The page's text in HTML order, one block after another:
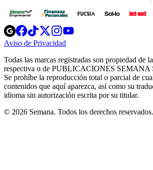
Opens
in
new
Opens
in
new
Opens
in
new
window
Opens
new
windowwindow
Aviso de Privacidad
new
window
Todas las marcas registradas son propiedad de
respectiva o de PUBLICACIONES SEMANA
Se prohíbe la reproducción total o parcial de
contenidos que aquí aparezca, así como su
idioma sin autorización escrita por su titular.
© 2026 Semana. Todos los derechos reservados.